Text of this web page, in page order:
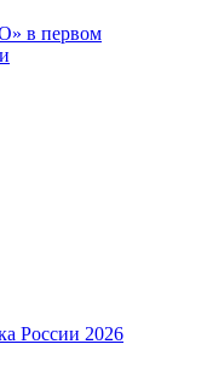
в первом
России 2026